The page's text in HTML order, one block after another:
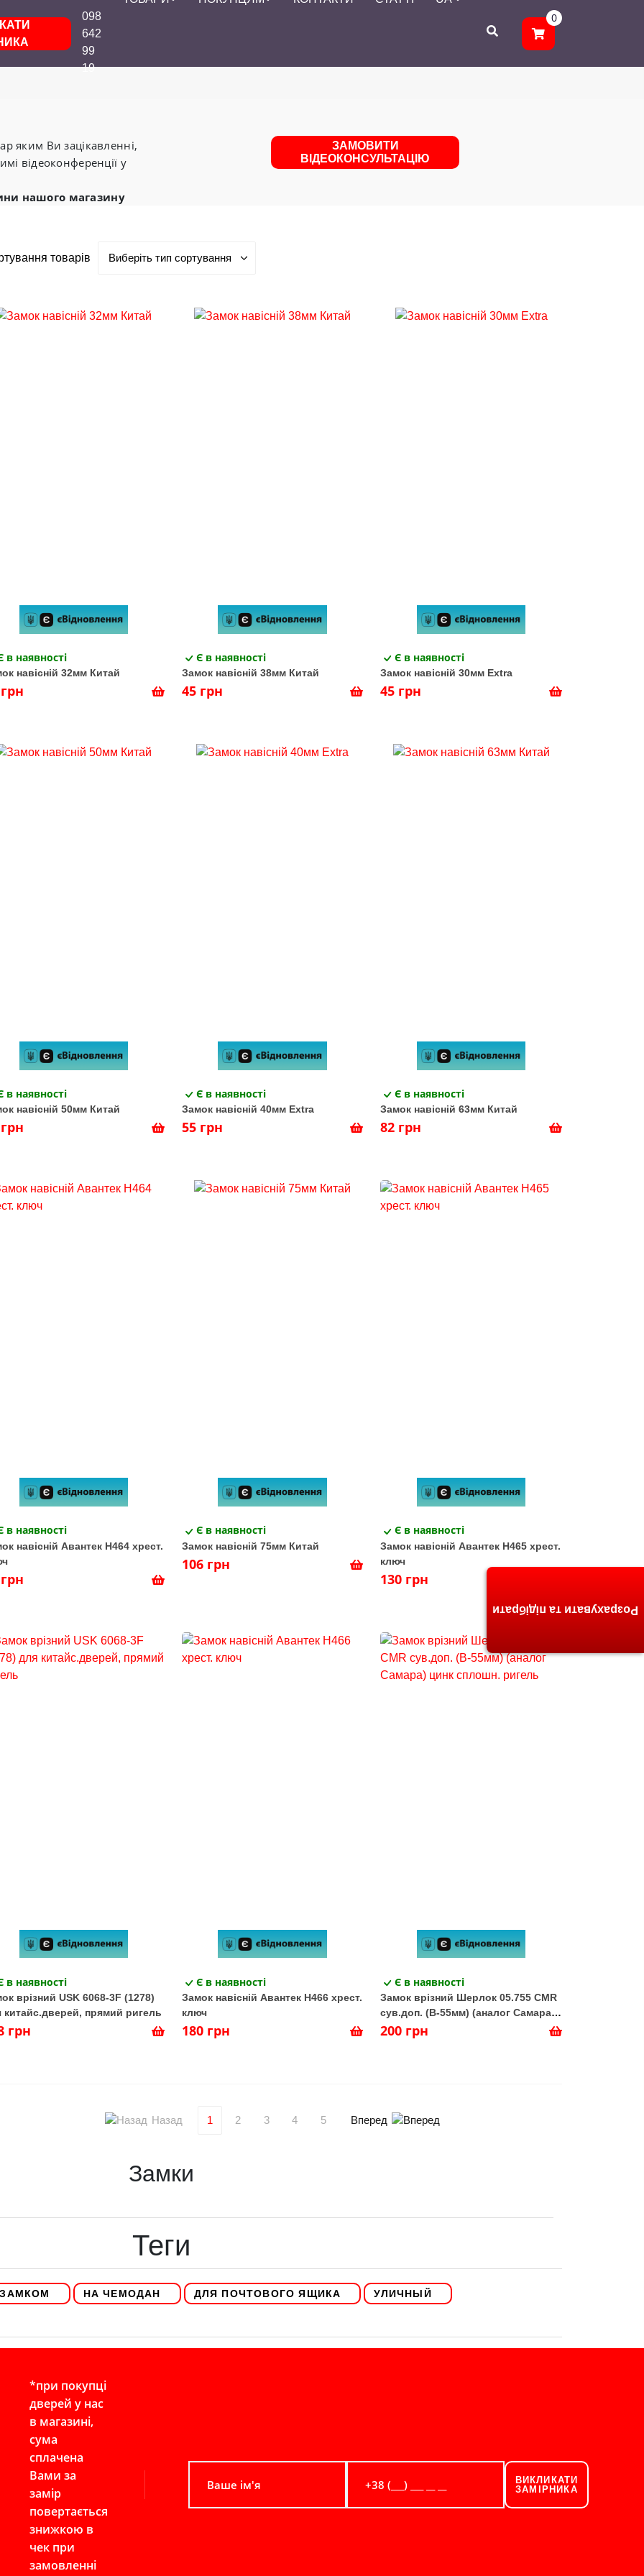
098
642
99
19
0
яким Ви зацікавленні,
відеоконференції у
нашого магазину
ЗАМОВИТИ
ВІДЕОКОНСУЛЬТАЦІЮ
товарів
в наявності
навісній 32мм Китай
Є в наявності
Замок навісній 38мм Китай
45 грн
Є в наявності
Замок навісній 30мм Extra
45 грн
в наявності
навісній 50мм Китай
Є в наявності
Замок навісній 40мм Extra
55 грн
Є в наявності
Замок навісній 63мм Китай
82 грн
в наявності
навісній Авантек Н464 хрест.
Є в наявності
Замок навісній 75мм Китай
106 грн
Є в наявності
Замок навісній Авантек Н465 хрест.
ключ
130 грн
в наявності
врізний USK 6068-3F (1278)
китайс.дверей, прямий ригель
грн
Є в наявності
Замок навісній Авантек Н466 хрест.
ключ
180 грн
Є в наявності
Замок врізний Шерлок 05.755 CMR
сув.доп. (В-55мм) (аналог Самара)
цинк сплошн. ригель
200 грн
Назад 1 2 3 4 5 Вперед
Замки
Теги
НА ЧЕМОДАН ДЛЯ ПОЧТОВОГО ЯЩИКА УЛИЧНЫЙ
*при покупці
дверей у нас
в магазині,
сума
сплачена
Вами за
замір
повертається
знижкою в
чек при
замовленні
ВИКЛИКАТИ
ЗАМІРНИКА
Розрахувати та підібрати